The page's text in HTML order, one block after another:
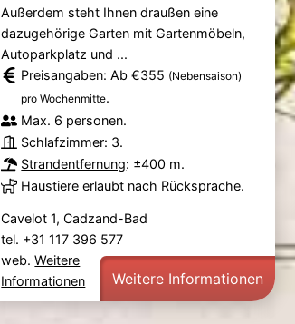
Außerdem steht Ihnen draußen eine
dazugehörige Garten mit Gartenmöbeln,
Autoparkplatz und ...
Preisangaben: Ab €355 (Nebensaison)
pro Wochenmitte.
Max. 6 personen.
Schlafzimmer: 3.
Strandentfernung: ±400 m.
Haustiere erlaubt nach Rücksprache.
Cavelot 1, Cadzand-Bad
tel. +31 117 396 577
web.Weitere
Informationen
Weitere Informationen